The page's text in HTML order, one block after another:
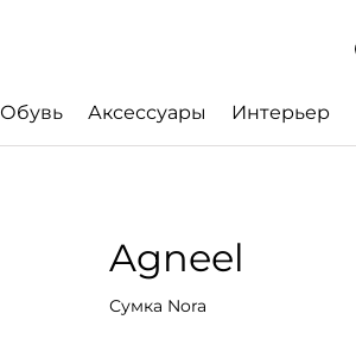
Обувь Аксессуары Интерьер
Agneel
Сумка Nora